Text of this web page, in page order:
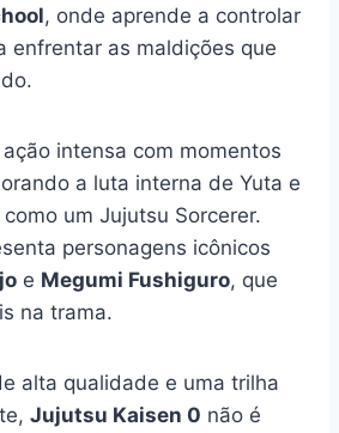
, onde aprende a controlar
enfrentar as maldições que
intensa com momentos
a luta interna de Yuta e
um Jujutsu Sorcerer.
personagens icônicos
e Megumi Fushiguro, que
na trama.
alta qualidade e uma trilha
Jujutsu Kaisen 0 não é